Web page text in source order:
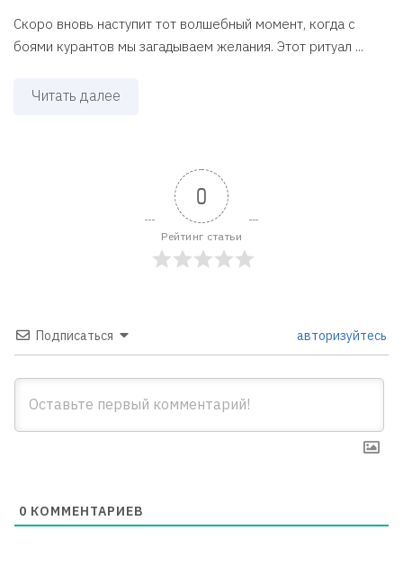
Скоро вновь наступит тот волшебный момент, когда с
боями курантов мы загадываем желания. Этот ритуал ...
Читать далее
0
Рейтинг статьи
Подписаться авторизуйтесь
0 КОММЕНТАРИЕВ